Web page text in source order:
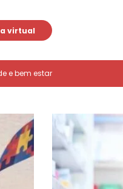
virtual
e bem estar